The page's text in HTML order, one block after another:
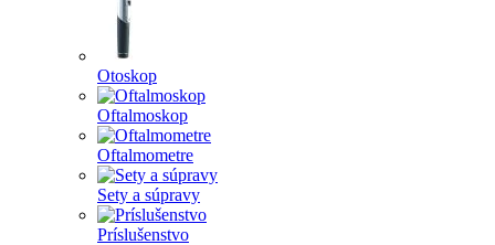
Otoskop
Oftalmoskop
Oftalmometre
Sety a súpravy
Príslušenstvo